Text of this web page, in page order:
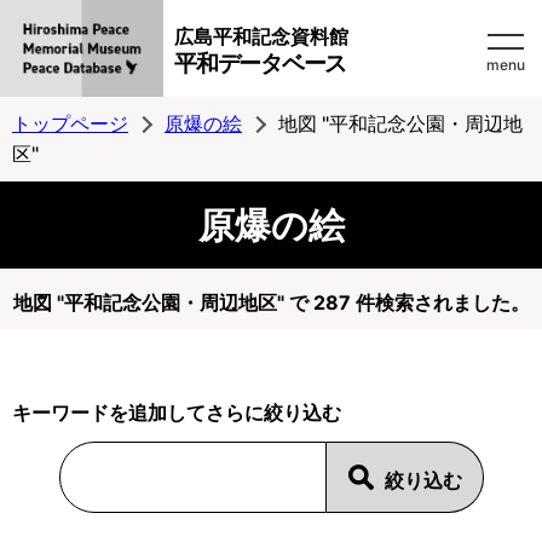
広島平和記念資料館
平和データベース menu
トップページ 原爆の絵
地図 "平和記念公園・周辺地
区"
原爆の絵
地図 "平和記念公園・周辺地区" で 287 件検索されました。
キーワードを追加してさらに絞り込む